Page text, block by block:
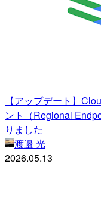
【アップデート】
ント（Regional
りました
渡邉 光
2026.05.13